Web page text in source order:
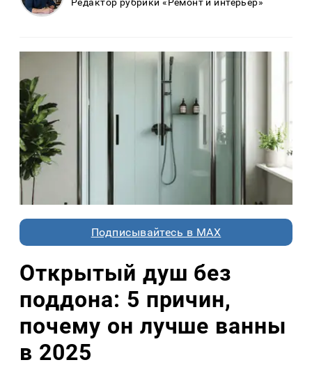
Редактор рубрики «Ремонт и интерьер»
Подписывайтесь в MAX
Открытый душ без
поддона: 5 причин,
почему он лучше ванны
в 2025